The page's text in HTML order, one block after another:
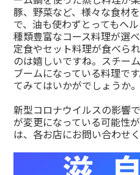
豚、野菜など、様々な食材
で、油も使わずとってもヘ
種類豊富なコース料理が選
定食やセット料理が食べら
のは嬉しいですね。スチー
ブームになっている料理で
てみてはいかがでしょうか。
新型コロナウイルスの影響
が変更になっている可能性
は、各お店にお問い合わせく